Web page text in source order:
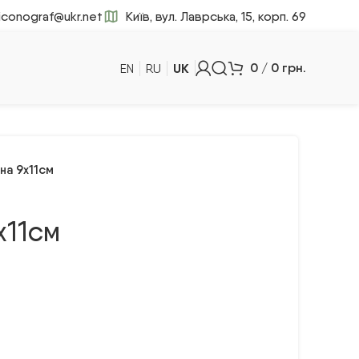
Київ, вул. Лаврська, 15, корп. 69
EN RU UK 0 / 0 грн.
9х11см